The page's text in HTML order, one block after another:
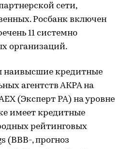
сети,
Росбанк включен
11 системно
организаций.
наивысшие кредитные
агентств АКРА на
(Эксперт РА) на уровне
имеет кредитные
рейтинговых
(BBB-, прогноз